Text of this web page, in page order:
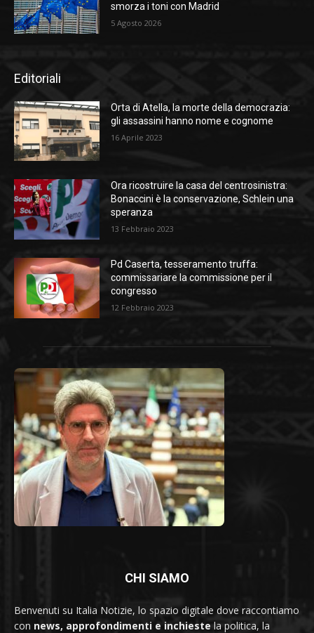
smorza i toni con Madrid
5 Agosto 2026
Editoriali
Orta di Atella, la morte della democrazia:
gli assassini hanno nome e cognome
16 Aprile 2023
Ora ricostruire la casa del centrosinistra:
Bonaccini è la conservazione, Schlein una
speranza
13 Febbraio 2023
Pd Caserta, tesseramento truffa:
commissariare la commissione per il
congresso
12 Febbraio 2023
CHI SIAMO
Benvenuti su Italia Notizie, lo spazio digitale dove raccontiamo
con news, approfondimenti e inchieste la politica, la